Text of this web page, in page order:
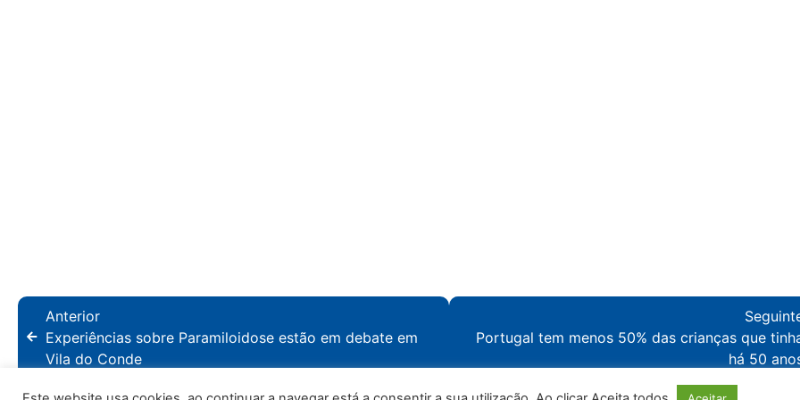
Anterior
Experiências sobre Paramiloidose estão em debate em
Vila do Conde
Portugal tem menos 50% das crianças que
há 50